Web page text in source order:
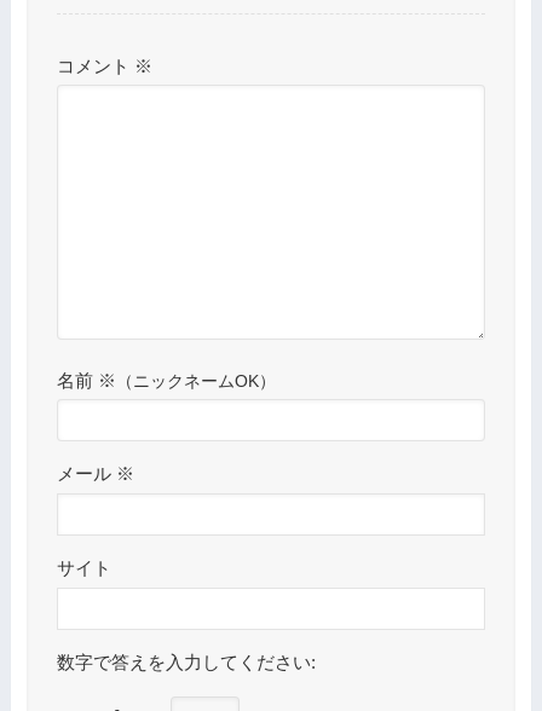
コメント ※
名前 ※
メール ※
サイト
数字で答えを入力してください: